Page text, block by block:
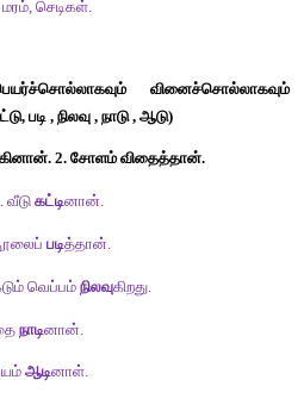
என்றார் திருமூலர்.
பொன்மொழிகள் ஒற்றுமையாக
இருந்தால் இந்தக்
அந்த ஊர் உயரும், அந்த
நகரம் உயர்ந்தால் நம் நாடே